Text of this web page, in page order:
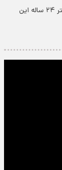
پارسینه: پشت پرده آتش‌سوزی مرگبار شهرستان رودبار دختر ۲۴ ساله این